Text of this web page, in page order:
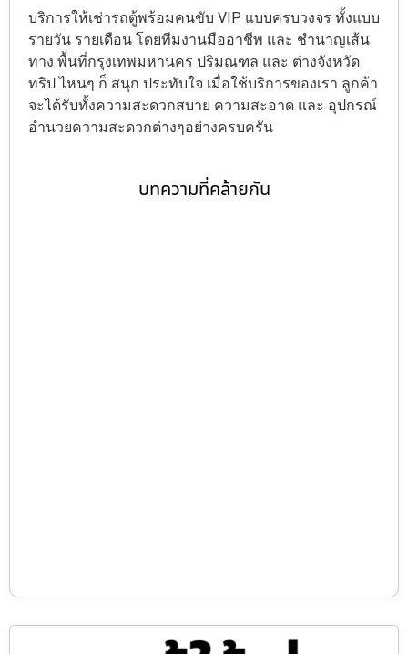
บริการให้เช่ารถตู้พร้อมคนขับ VIP แบบครบวงจร ทั้งแบบ
รายวัน รายเดือน โดยทีมงานมืออาชีพ และ ชำนาญเส้น
ทาง พื้นที่กรุงเทพมหานคร ปริมณฑล และ ต่างจังหวัด
ทริป ไหนๆ ก็ สนุก ประทับใจ เมื่อใช้บริการของเรา ลูกค้า
จะได้รับทั้งความสะดวกสบาย ความสะอาด และ อุปกรณ์
อำนวยความสะดวกต่างๆอย่างครบครัน
บทความที่คล้ายกัน